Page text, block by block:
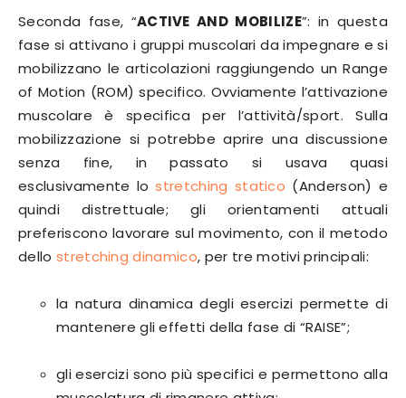
Seconda fase, “ACTIVE AND MOBILIZE”: in questa
fase si attivano i gruppi muscolari da impegnare e si
mobilizzano le articolazioni raggiungendo un Range
of Motion (ROM) specifico. Ovviamente l’attivazione
muscolare è specifica per l’attività/sport. Sulla
mobilizzazione si potrebbe aprire una discussione
senza fine, in passato si usava quasi
esclusivamente lostretching statico (Anderson) e
quindi distrettuale; gli orientamenti attuali
preferiscono lavorare sul movimento, con il metodo
dello stretching dinamico, per tre motivi principali:
la natura dinamica degli esercizi permette di
mantenere gli effetti della fase di “RAISE”;
gli esercizi sono più specifici e permettono alla